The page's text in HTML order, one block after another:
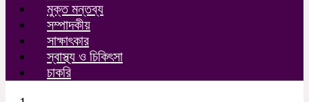
মুক্ত মন্তব্য
সম্পাদকীয়
সাক্ষাৎকার
স্বাস্থ্য ও চিকিৎসা
চাকরি